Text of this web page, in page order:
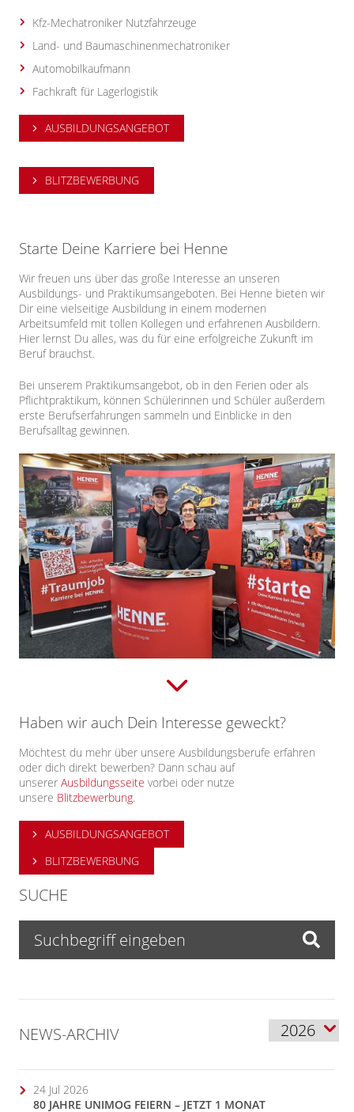
Kfz-Mechatroniker Nutzfahrzeuge
Land- und Baumaschinenmechatroniker
Automobilkaufmann
Fachkraft für Lagerlogistik
AUSBILDUNGSANGEBOT
BLITZBEWERBUNG
Starte Deine Karriere bei Henne
Wir freuen uns über das große Interesse an unseren
Ausbildungs- und Praktikumsangeboten. Bei Henne bieten wir
Dir eine vielseitige Ausbildung in einem modernen
Arbeitsumfeld mit tollen Kollegen und erfahrenen Ausbildern.
Hier lernst Du alles, was du für eine erfolgreiche Zukunft im
Beruf brauchst.
Bei unserem Praktikumsangebot, ob in den Ferien oder als
Pflichtpraktikum, können Schülerinnen und Schüler außerdem
erste Berufserfahrungen sammeln und Einblicke in den
Berufsalltag gewinnen.
Haben wir auch Dein Interesse geweckt?
Möchtest du mehr über unsere Ausbildungsberufe erfahren
oder dich direkt bewerben? Dann schau auf
unserer Ausbildungsseite vorbei oder nutze
unsere Blitzbewerbung.
AUSBILDUNGSANGEBOT
BLITZBEWERBUNG
SUCHE
NEWS-ARCHIV
24 Jul 2026
80 JAHRE UNIMOG FEIERN – JETZT 1 MONAT